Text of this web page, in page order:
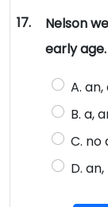
17.
Nelson
early age.
A. an,
B. a,
C. no
D.